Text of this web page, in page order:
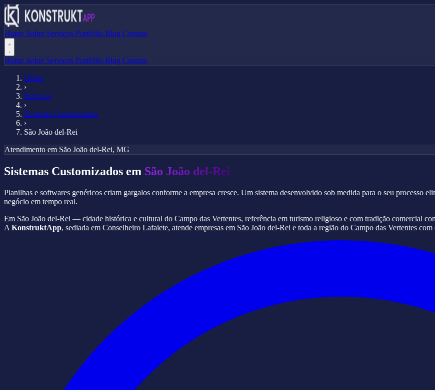
Home Sobre Serviços Portfólio Blog Contato
Home Sobre Serviços Portfólio Blog Contato
Home
›
Serviços
›
Sistemas Customizados
›
São João del-Rei
Atendimento em São João del-Rei, MG
Sistemas Customizados em São João del-Rei
Planilhas e softwares genéricos criam gargalos conforme a empresa cresce. Um sistema desenvolvido sob medida para o seu processo
negócio em tempo real.
Em São João del-Rei — cidade histórica e cultural do Campo das Vertentes, referência em turismo religioso e com tradição comercial
A KonstruktApp, sediada em Conselheiro Lafaiete, atende empresas em São João del-Rei e toda a região do Campo das Vertentes